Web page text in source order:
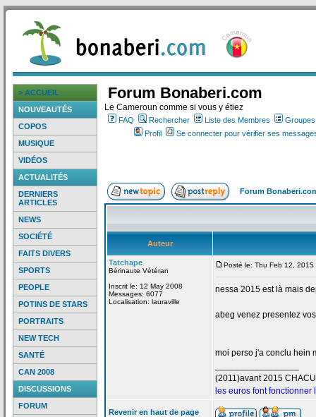
> ACCUEIL
NOUVEAUTÉS
COPOS
MUSIQUE
VIDÉOS
ACTUALITÉS
DERNIERS
ARTICLES
NEWS
SOCIÉTÉ
FAITS DIVERS
SPORTS
PEOPLE
POTINS DE STARS
PORTRAITS
NEW TECH
SANTÉ
CAN 2008
DISCUSSIONS
FORUM
Forum Bonaberi.com
Le Cameroun comme si vous y étiez
FAQ Rechercher Liste des Membres
Profil
Se connecter pour vérifier ses
Forum
Auteur
Tatchape
Bérinaute Vétéran
Inscrit le: 12 May 2008
Messages: 6077
Localisation: lauraville
Posté le: Thu Feb 12, 2015
nessa 2015 est là mais
abeg venez presentez
moi perso j'a conclu hein
(2011)avant 2015
les euros font fonctionner
Revenir en haut de page